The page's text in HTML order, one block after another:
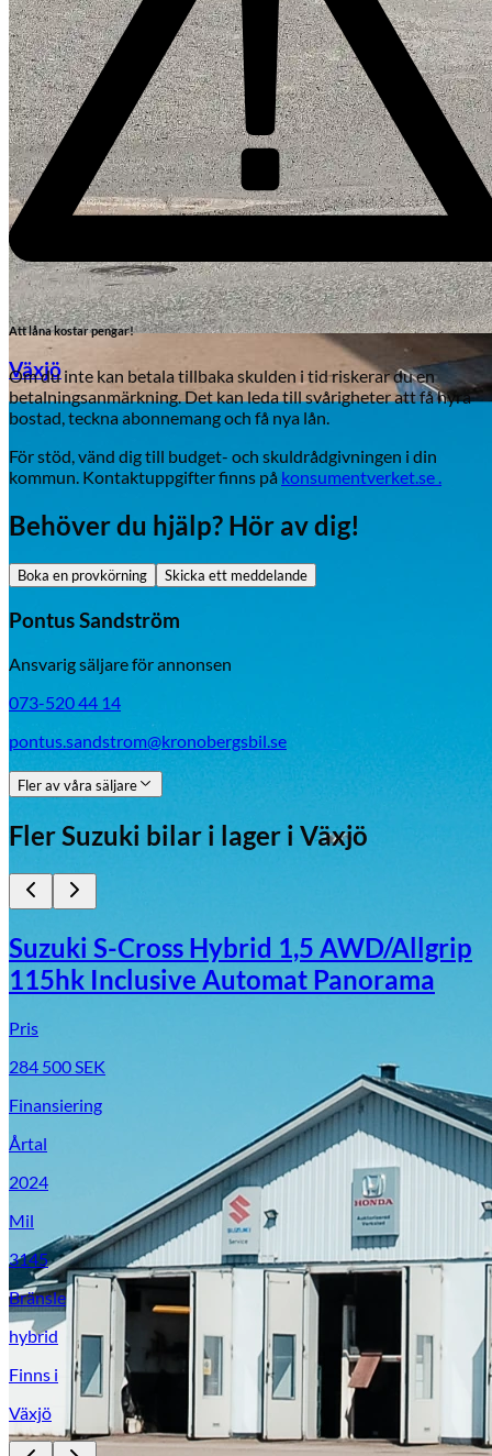
Fordonstyp
MopedbilPickup
Visa alla fordon
Växjö
Att låna kostar pengar!
Om du inte kan betala tillbaka skulden i tid riskerar du en
betalningsanmärkning. Det kan leda till svårigheter att få hyra
bostad, teckna abonnemang och få nya lån.
För stöd, vänd dig till budget- och skuldrådgivningen i din
kommun. Kontaktuppgifter finns på konsumentverket.se .
Behöver du hjälp? Hör av dig!
Boka en provkörning Skicka ett meddelande
Pontus Sandström
Ansvarig säljare för annonsen
073-520 44 14
pontus.sandstrom@kronobergsbil.se
Fler av våra säljare
FlerSuzuki bilar i lager i Växjö
Suzuki S-Cross Hybrid 1,5 AWD/Allgrip
115hk Inclusive Automat Panorama
Pris
284 500SEK
Finansiering
Årtal
2024
Mil
3145
Bränsle
hybrid
Finns i
Växjö